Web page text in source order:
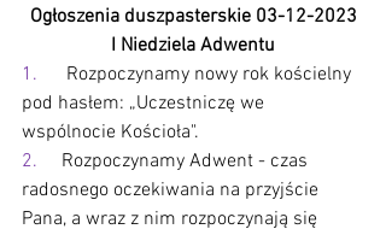
Ogłoszenia duszpasterskie 03-12-2023
I Niedziela Adwentu
1. Rozpoczynamy nowy rok kościelny
pod hasłem: „Uczestniczę we
wspólnocie Kościoła".
2. Rozpoczynamy Adwent - czas
radosnego oczekiwania na przyjście
Pana, a wraz z nim rozpoczynają się